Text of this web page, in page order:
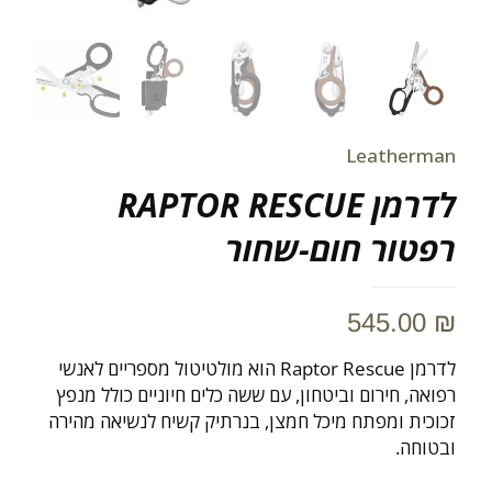
Leatherman
לדרמן RAPTOR RESCUE
רפטור חום-שחור
545.00 ₪
לדרמן Raptor Rescue הוא מולטיטול מספריים לאנשי
רפואה, חירום וביטחון, עם ששה כלים חיוניים כולל מנפץ
זכוכית ומפתח מיכל חמצן, בנרתיק קשיח לנשיאה מהירה
ובטוחה.